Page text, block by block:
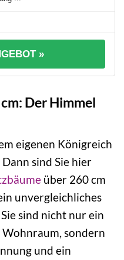
»
Der Himmel
eigenen Königreich
sind Sie hier
über 260 cm
unvergleichliches
sind nicht nur ein
sondern
und ein